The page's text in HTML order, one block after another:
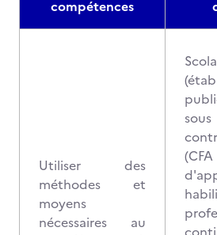
compétences
Utiliser des
méthodes et
moyens
nécessaires au
sous